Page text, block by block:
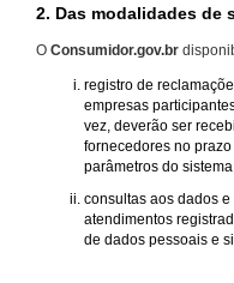
2. Das modalidades de
O Consumidor.gov.br
registro de
empresas
vez, deverão ser
fornecedores no
parâmetros do
consultas aos dados
atendimentos
de dados pessoais e